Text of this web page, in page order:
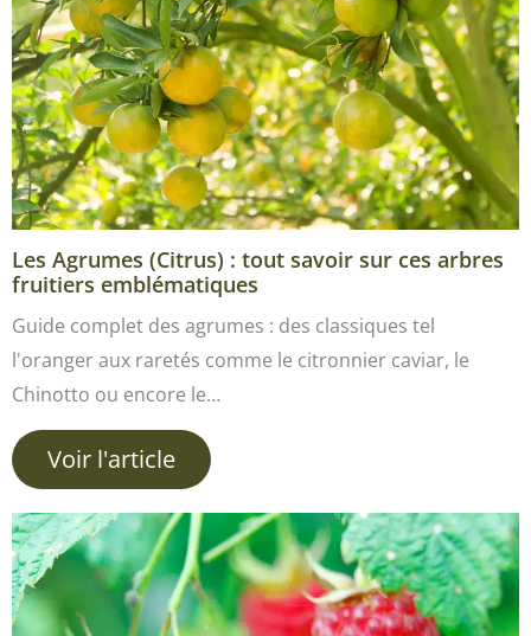
Les Agrumes (Citrus) : tout savoir sur ces arbres
fruitiers emblématiques
Guide complet des agrumes : des classiques tel
l'oranger aux raretés comme le citronnier caviar, le
Chinotto ou encore le…
Voir l'article